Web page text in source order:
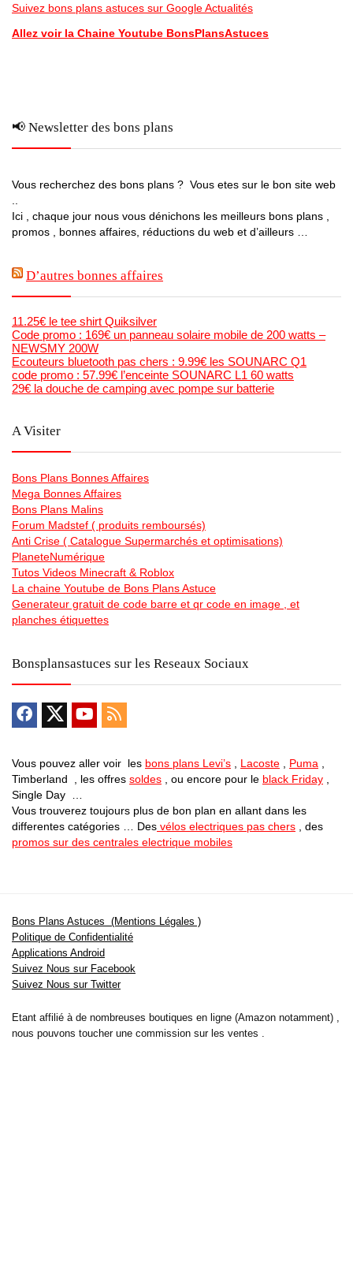
Suivez bons plans astuces sur Google Actualités
Allez voir la Chaine Youtube BonsPlansAstuces
📢 Newsletter des bons plans
Vous recherchez des bons plans ? Vous etes sur le bon site web
Ici , chaque jour nous vous dénichons les meilleurs bons plans ,
promos , bonnes affaires, réductions du web et d’ailleurs …
D’autres bonnes affaires
11.25€ le tee shirt Quiksilver
Code promo : 169€ un panneau solaire mobile de 200 watts –
NEWSMY 200W
Ecouteurs bluetooth pas chers : 9.99€ les SOUNARC Q1
code promo : 57.99€ l’enceinte SOUNARC L1 60 watts
29€ la douche de camping avec pompe sur batterie
A Visiter
Bons Plans Bonnes Affaires
Mega Bonnes Affaires
Bons Plans Malins
Forum Madstef ( produits remboursés)
Anti Crise ( Catalogue Supermarchés et optimisations)
PlaneteNumérique
Tutos Videos Minecraft & Roblox
La chaine Youtube de Bons Plans Astuce
Generateur gratuit de code barre et qr code en image , et
planches étiquettes
Bonsplansastuces sur les Reseaux Sociaux
Vous pouvez aller voir les bons plans Levi’s Lacoste Puma
Timberland , les offres soldes , ou encore pour le black Friday
Single Day …
Vous trouverez toujours plus de bon plan en allant dans les
differentes catégories … Des vélos electriques pas chers , des
promos sur des centrales electrique mobiles
Bons Plans Astuces (Mentions Légales )
Politique de Confidentialité
Applications Android
Suivez Nous sur Facebook
Suivez Nous sur Twitter
Etant affilié à de nombreuses boutiques en ligne (Amazon notamment) ,
nous pouvons toucher une commission sur les ventes .